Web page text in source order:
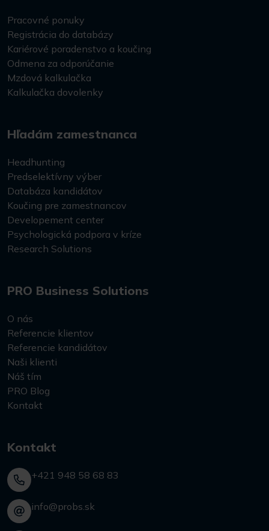
Pracovné ponuky
Registrácia do databázy
Kariérové poradenstvo a koučing
Odmena za odporúčanie
Mzdová kalkulačka
Kalkulačka dovolenky
Hľadám zamestnanca
Headhunting
Predselektívny výber
Databáza kandidátov
Koučing pre zamestnancov
Developement center
Psychologická podpora v kríze
Research Solutions
PRO Business Solutions
O nás
Referencie klientov
Referencie kandidátov
Naši klienti
Náš tím
PRO Blog
Kontakt
Kontakt
+421 948 58 68 83
info@probs.sk